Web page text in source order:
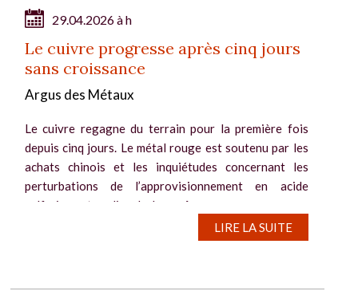
29.04.2026 à h
Le cuivre progresse après cinq jours
sans croissance
Argus des Métaux
Le cuivre regagne du terrain pour la première fois
depuis cinq jours. Le métal rouge est soutenu par les
achats chinois et les inquiétudes concernant les
perturbations de l’approvisionnement en acide
sulfurique et en diesel, alors même que...
LIRE LA SUITE